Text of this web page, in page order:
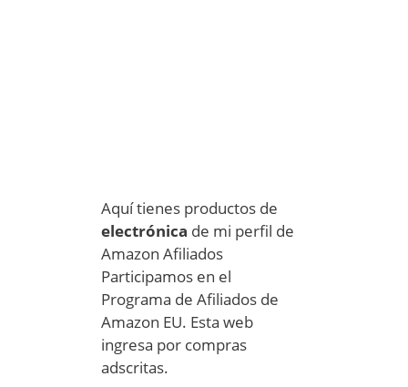
Aquí tienes productos de
electrónica de mi perfil de
Amazon Afiliados
Participamos en el
Programa de Afiliados de
Amazon EU. Esta web
ingresa por compras
adscritas.